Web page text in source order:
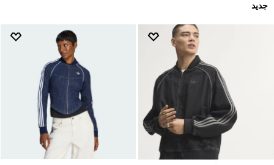
جديد